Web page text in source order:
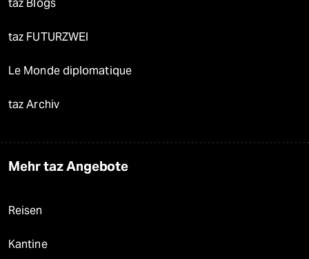
taz Blogs
taz FUTURZWEI
Le Monde diplomatique
taz Archiv
Mehr taz Angebote
Reisen
Kantine